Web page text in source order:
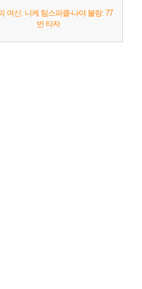
여신: 니케 팀스파클-나야 블랑: 77
번 타자